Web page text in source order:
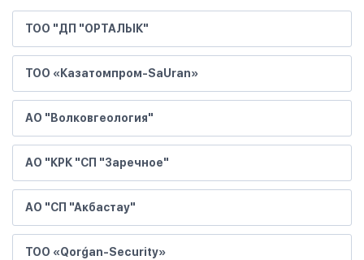
ТОО "ДП "ОРТАЛЫК"
ТОО «Казатомпром-SaUran»
АО "Волковгеология"
АО "КРК "СП "Заречное"
АО "СП "Акбастау"
ТОО «Qorǵan-Security»